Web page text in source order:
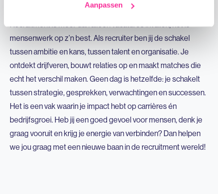
Aanpassen
mensenwerk op z’n best. Als recruiter ben jij de schakel
tussen ambitie en kans, tussen talent en organisatie. Je
ontdekt drijfveren, bouwt relaties op en maakt matches die
echt het verschil maken. Geen dag is hetzelfde: je schakelt
tussen strategie, gesprekken, verwachtingen en successen.
Het is een vak waarin je impact hebt op carrières én
bedrijfsgroei. Heb jij een goed gevoel voor mensen, denk je
graag vooruit en krijg je energie van verbinden? Dan helpen
we jou graag met een nieuwe baan in de recruitment wereld!